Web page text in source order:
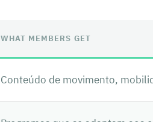
WHAT MEMBERS GET
Conteúdo de movimento,